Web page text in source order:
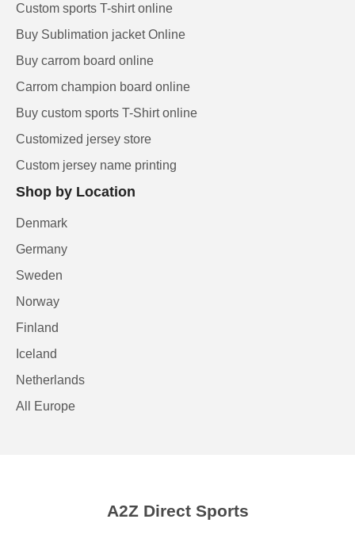
Custom sports T-shirt online
Buy Sublimation jacket Online
Buy carrom board online
Carrom champion board online
Buy custom sports T-Shirt online
Customized jersey store
Custom jersey name printing
Shop by Location
Denmark
Germany
Sweden
Norway
Finland
Iceland
Netherlands
All Europe
A2Z Direct Sports